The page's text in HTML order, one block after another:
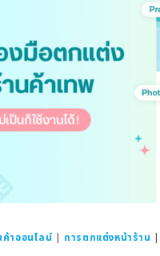
ค้าออนไลน์ | การตกแต่งหน้าร้าน